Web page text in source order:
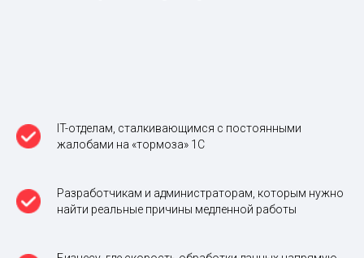
IT-отделам, сталкивающимся с постоянными
жалобами на «тормоза» 1С
Разработчикам и администраторам, которым нужно
найти реальные причины медленной работы